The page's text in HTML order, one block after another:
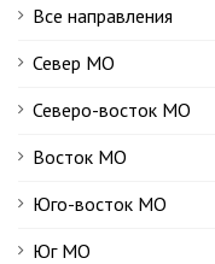
Все направления
Север МО
Северо-восток МО
Восток МО
Юго-восток МО
Юг МО